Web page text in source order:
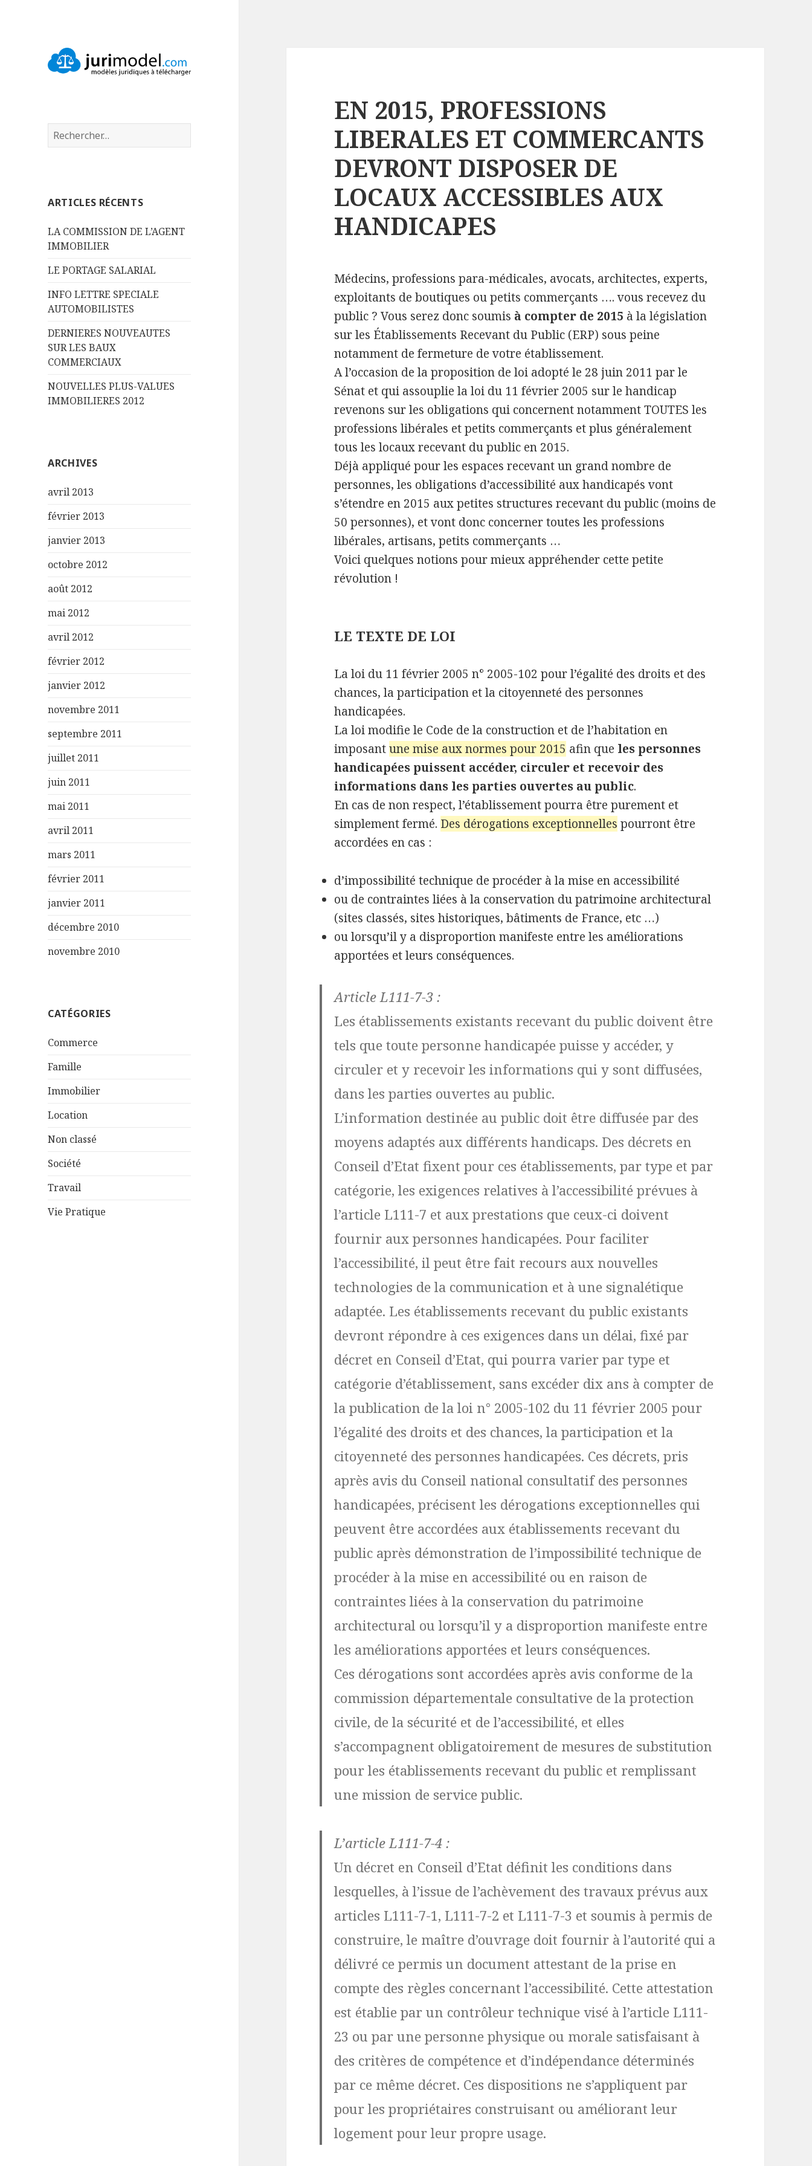
Rechercher :
ARTICLES RÉCENTS
LA COMMISSION DE L’AGENT
IMMOBILIER
LE PORTAGE SALARIAL
INFO LETTRE SPECIALE
AUTOMOBILISTES
DERNIERES NOUVEAUTES
SUR LES BAUX
COMMERCIAUX
NOUVELLES PLUS-VALUES
IMMOBILIERES 2012
ARCHIVES
avril 2013
février 2013
janvier 2013
octobre 2012
août 2012
mai 2012
avril 2012
février 2012
janvier 2012
novembre 2011
septembre 2011
juillet 2011
juin 2011
mai 2011
avril 2011
mars 2011
février 2011
janvier 2011
décembre 2010
novembre 2010
CATÉGORIES
Commerce
Famille
Immobilier
Location
Non classé
Société
Travail
Vie Pratique
EN 2015, PROFESSIONS
LIBERALES ET COMMERCANTS
DEVRONT DISPOSER DE
LOCAUX ACCESSIBLES AUX
HANDICAPES
Médecins, professions para-médicales, avocats, architectes, experts,
exploitants de boutiques ou petits commerçants …. vous recevez du
public ? Vous serez donc soumis à compter de 2015 à la législation
sur les Établissements Recevant du Public (ERP) sous peine
notamment de fermeture de votre établissement.
A l’occasion de la proposition de loi adopté le 28 juin 2011 par le
Sénat et qui assouplie la loi du 11 février 2005 sur le handicap
revenons sur les obligations qui concernent notamment TOUTES les
professions libérales et petits commerçants et plus généralement
tous les locaux recevant du public en 2015.
Déjà appliqué pour les espaces recevant un grand nombre de
personnes, les obligations d’accessibilité aux handicapés vont
s’étendre en 2015 aux petites structures recevant du public (moins de
50 personnes), et vont donc concerner toutes les professions
libérales, artisans, petits commerçants …
Voici quelques notions pour mieux appréhender cette petite
révolution !
LE TEXTE DE LOI
La loi du 11 février 2005 n° 2005-102 pour l’égalité des droits et des
chances, la participation et la citoyenneté des personnes
handicapées.
La loi modifie le Code de la construction et de l’habitation en
imposantune mise aux normes pour 2015 afin que les personnes
handicapées puissent accéder, circuler et recevoir des
informations dans les parties ouvertes au public.
En cas de non respect, l’établissement pourra être purement et
simplement fermé. Des dérogations exceptionnelles pourront être
accordées en cas :
d’impossibilité technique de procéder à la mise en accessibilité
ou de contraintes liées à la conservation du patrimoine architectural
(sites classés, sites historiques, bâtiments de France, etc …)
ou lorsqu’il y a disproportion manifeste entre les améliorations
apportées et leurs conséquences.
Article L111-7-3 :
Les établissements existants recevant du public doivent être
tels que toute personne handicapée puisse y accéder, y
circuler et y recevoir les informations qui y sont diffusées,
dans les parties ouvertes au public.
L’information destinée au public doit être diffusée par des
moyens adaptés aux différents handicaps. Des décrets en
Conseil d’Etat fixent pour ces établissements, par type et par
catégorie, les exigences relatives à l’accessibilité prévues à
l’article L111-7 et aux prestations que ceux-ci doivent
fournir aux personnes handicapées. Pour faciliter
l’accessibilité, il peut être fait recours aux nouvelles
technologies de la communication et à une signalétique
adaptée. Les établissements recevant du public existants
devront répondre à ces exigences dans un délai, fixé par
décret en Conseil d’Etat, qui pourra varier par type et
catégorie d’établissement, sans excéder dix ans à compter de
la publication de la loi n° 2005-102 du 11 février 2005 pour
l’égalité des droits et des chances, la participation et la
citoyenneté des personnes handicapées. Ces décrets, pris
après avis du Conseil national consultatif des personnes
handicapées, précisent les dérogations exceptionnelles qui
peuvent être accordées aux établissements recevant du
public après démonstration de l’impossibilité technique de
procéder à la mise en accessibilité ou en raison de
contraintes liées à la conservation du patrimoine
architectural ou lorsqu’il y a disproportion manifeste entre
les améliorations apportées et leurs conséquences.
Ces dérogations sont accordées après avis conforme de la
commission départementale consultative de la protection
civile, de la sécurité et de l’accessibilité, et elles
s’accompagnent obligatoirement de mesures de substitution
pour les établissements recevant du public et remplissant
une mission de service public.
L’article L111-7-4 :
Un décret en Conseil d’Etat définit les conditions dans
lesquelles, à l’issue de l’achèvement des travaux prévus aux
articles L111-7-1, L111-7-2 et L111-7-3 et soumis à permis de
construire, le maître d’ouvrage doit fournir à l’autorité qui a
délivré ce permis un document attestant de la prise en
compte des règles concernant l’accessibilité. Cette attestation
est établie par un contrôleur technique visé à l’article L111-
23 ou par une personne physique ou morale satisfaisant à
des critères de compétence et d’indépendance déterminés
par ce même décret. Ces dispositions ne s’appliquent par
pour les propriétaires construisant ou améliorant leur
logement pour leur propre usage.